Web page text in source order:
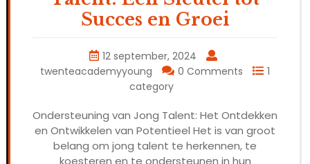
Succes en Groei
12 september, 2024
twenteacademyyoung
0 Comments
1
category
Ondersteuning van Jong Talent: Het Ontdekken
en Ontwikkelen van Potentieel Het is van groot
belang om jong talent te herkennen, te